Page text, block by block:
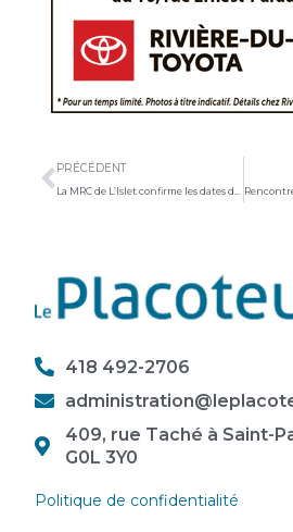
PRÉCÉDENT
La MRC de L’Islet confirme les dates d’inscription au programme Accès-Loisirs
418 492-2706
409, rue Taché à Saint-
G0L 3Y0
Politique de confidentialité